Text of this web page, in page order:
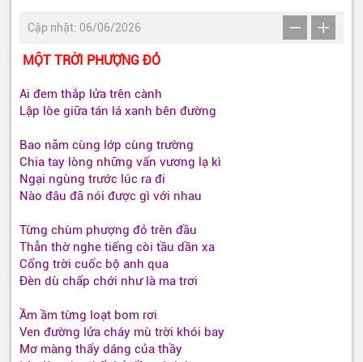
Cập nhật: 06/06/2026
MỘT TRỜI PHƯỢNG ĐỎ
Ai đem thắp lửa trên cành
Lập lòe giữa tán lá xanh bên đường
Bao năm cùng lớp cùng trường
Chia tay lòng những vấn vương lạ kì
Ngại ngùng trước lúc ra đi
Nào đâu đã nói được gì với nhau
Từng chùm phượng đỏ trên đầu
Thẫn thờ nghe tiếng còi tầu dần xa
Cổng trời cuốc bộ anh qua
Đèn dù chấp chới như là ma trơi
Ầm ầm từng loạt bom rơi
Ven đường lửa cháy mù trời khói bay
Mơ màng thấy dáng của thầy